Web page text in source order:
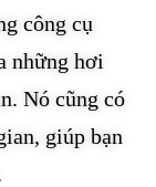
công cụ
những hơi
Nó cũng có
giúp bạn